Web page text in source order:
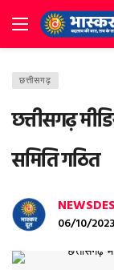
छत्तीसगढ़
छत्तीसगढ़
समिति गठित
06/10/2023